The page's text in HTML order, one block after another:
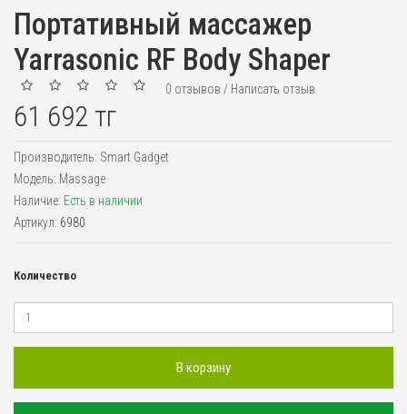
Портативный массажер
Yarrasonic RF Body Shaper
0 отзывов / Написать отзыв
61 692 тг
Производитель: Smart Gadget
Модель: Massage
Наличие: Есть в наличии
Артикул: 6980
Количество
В корзину